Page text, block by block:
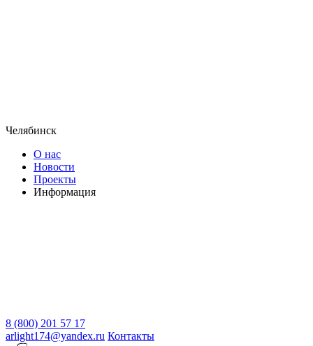
Челябинск
О нас
Новости
Проекты
Информация
8 (800) 201 57 17
arlight174@yandex.ru Контакты